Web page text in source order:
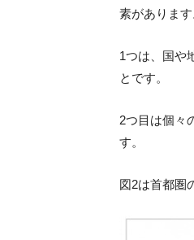
素があります
1つは、国や
とです。
2つ目は個々
す。
図2は首都圏